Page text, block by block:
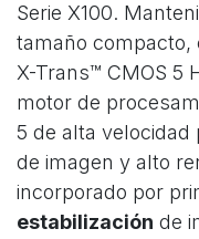
Serie X100.
tamaño compacto,
X-Trans™ CMOS 5
motor de
5 de alta velocidad
de imagen y alto
incorporado por
estabilización de